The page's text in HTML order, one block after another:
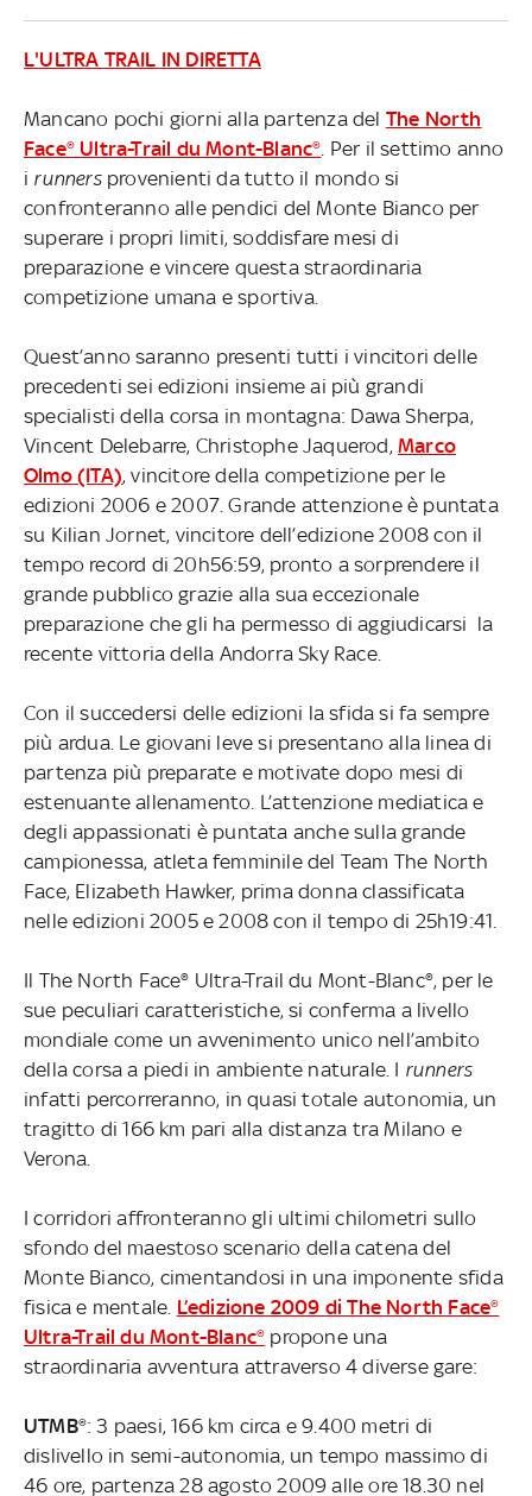
L'ULTRA TRAIL IN DIRETTA
Mancano pochi giorni alla partenza del The North
Face® Ultra-Trail du Mont-Blanc® . Per il settimo anno
i runners provenienti da tutto il mondo si
confronteranno alle pendici del Monte Bianco per
superare i propri limiti, soddisfare mesi di
preparazione e vincere questa straordinaria
competizione umana e sportiva.
Quest’anno saranno presenti tutti i vincitori delle
precedenti sei edizioni insieme ai più grandi
specialisti della corsa in montagna: Dawa Sherpa,
Vincent Delebarre, Christophe Jaquerod, Marco
Olmo(ITA), vincitore della competizione per le
edizioni 2006 e 2007. Grande attenzione è puntata
su Kilian Jornet, vincitore dell’edizione 2008 con il
tempo record di 20h56:59, pronto a sorprendere il
grande pubblico grazie alla sua eccezionale
preparazione che gli ha permesso di aggiudicarsi la
recente vittoria della Andorra Sky Race.
Con il succedersi delle edizioni la sfida si fa sempre
più ardua. Le giovani leve si presentano alla linea di
partenza più preparate e motivate dopo mesi di
estenuante allenamento. L’attenzione mediatica e
degli appassionati è puntata anche sulla grande
campionessa, atleta femminile del Team The North
Face, Elizabeth Hawker, prima donna classificata
nelle edizioni 2005 e 2008 con il tempo di 25h19:41.
Il The North Face® Ultra-Trail du Mont-Blanc®, per le
sue peculiari caratteristiche, si conferma a livello
mondiale come un avvenimento unico nell’ambito
della corsa a piedi in ambiente naturale. I runners
infatti percorreranno, in quasi totale autonomia, un
tragitto di 166 km pari alla distanza tra Milano e
Verona.
I corridori affronteranno gli ultimi chilometri sullo
sfondo del maestoso scenario della catena del
Monte Bianco, cimentandosi in una imponente sfida
fisica e mentale. L’edizione 2009 di The North Face®
Ultra-Trail du Mont-Blanc® propone una
straordinaria avventura attraverso 4 diverse gare:
UTMB®: 3 paesi, 166 km circa e 9.400 metri di
dislivello in semi-autonomia, un tempo massimo di
46 ore, partenza 28 agosto 2009 alle ore 18.30 nel